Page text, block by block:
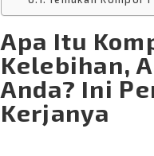
Apa Itu
Kelebihan,
Anda? Ini
Kerjanya